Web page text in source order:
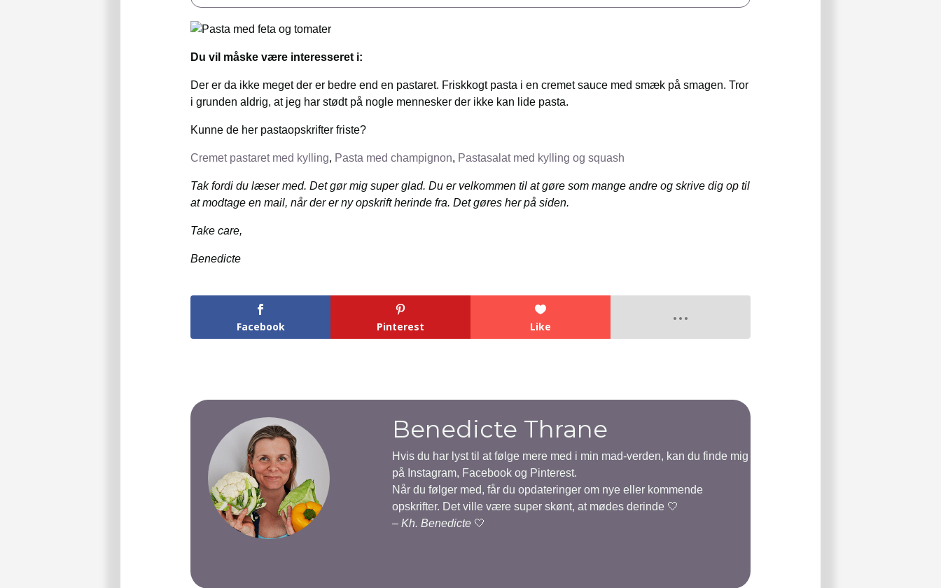
er
Du vil måske være interesseret i:
Der er da ikke meget der er bedre end en pastaret. Friskkogt pasta i en cremet sauce med smæk på smagen. Tror
i grunden aldrig, at jeg har stødt på nogle mennesker der ikke kan lide pasta.
Kunne de her pastaopskrifter friste?
Cremet pastaret med kylling, Pasta med champignon, Pastasalat med kylling og squash
Tak fordi du læser med. Det gør mig super glad. Du er velkommen til at gøre som mange andre og skrive dig op til
at modtage en mail, når der er ny opskrift herinde fra. Det gøres her på siden.
Take care,
Benedicte
Facebook Pinterest Like
Benedicte Thrane
Hvis du har lyst til at følge mere med i min mad-verden, kan du finde mig
på Instagram, Facebook og Pinterest.
Når du følger med, får du opdateringer om nye eller kommende
opskrifter. Det ville være super skønt, at mødes derinde 🤍
– Kh. Benedicte 🤍